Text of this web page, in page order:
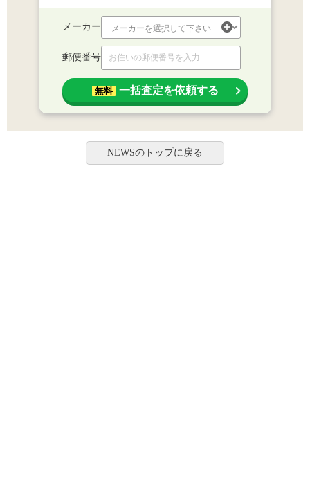
メーカー
郵便番号
無料 一括査定を依頼する
NEWSのトップに戻る